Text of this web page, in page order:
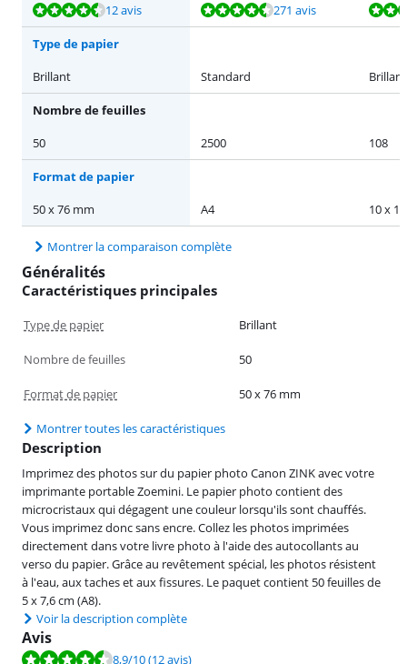
La note est de 8,9 sur 10, basée sur 12 avis.
12 avis
La note est de 9,2 sur 10, basée sur 271 avis. 271 avis
La note est de 9,2 sur 10, basée sur 23 avis.
Type de papier
Brillant
Standard Brillant
Nombre de feuilles
50
2500 108
Format de papier
50 x 76 mm
A4 10 x 15
Montrer la comparaison complète
Généralités
Caractéristiques principales
Type de papier Brillant
Nombre de feuilles 50
Format de papier 50 x 76 mm
Montrer toutes les caractéristiques
Description
Imprimez des photos sur du papier photo Canon ZINK avec votre
imprimante portable Zoemini. Le papier photo contient des
microcristaux qui dégagent une couleur lorsqu'ils sont chauffés.
Vous imprimez donc sans encre. Collez les photos imprimées
directement dans votre livre photo à l'aide des autocollants au
verso du papier. Grâce au revêtement spécial, les photos résistent
à l'eau, aux taches et aux fissures. Le paquet contient 50 feuilles de
5 x 7,6 cm (A8).
Voir la description complète
Avis
La note est de 8,9 sur 10, basée sur 12 avis.
8,9/10(12 avis)